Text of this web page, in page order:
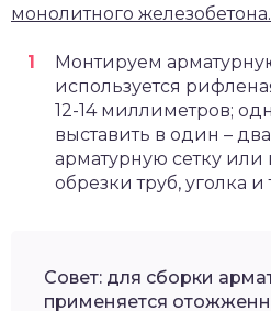
монолитного железобетона.
Монтируем
используется
12-14 миллиметров;
выставить в один –
арматурную сетку
обрезки труб, уголка и
Совет: для сборки
применяется